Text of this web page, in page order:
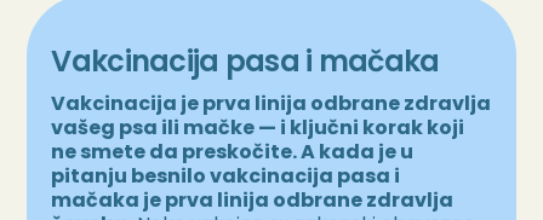
Vakcinacija pasa i mačaka
Vakcinacija je prva linija odbrane zdravlja
vašeg psa ili mačke — i ključni korak koji
ne smete da preskočite. A kada je u
pitanju besnilo vakcinacija pasa i
mačaka je prva linija odbrane zdravlja